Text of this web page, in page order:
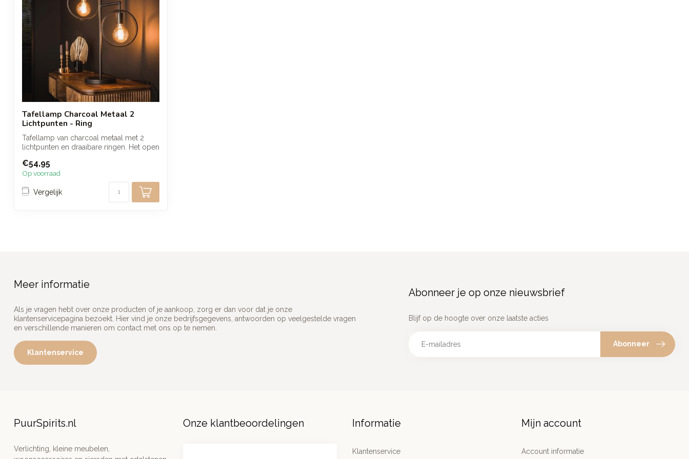
Tafellamp Charcoal Metaal 2
Lichtpunten - Ring
Tafellamp van charcoal metaal met 2
lichtpunten en draaibare ringen. Het open
€54,95
Op voorraad
Vergelijk
Meer informatie
Als je vragen hebt over onze producten of je aankoop, zorg er dan voor dat je onze
klantenservicepagina bezoekt. Hier vind je onze bedrijfsgegevens, antwoorden op veelgestelde vragen
en verschillende manieren om contact met ons op te nemen.
Klantenservice
Abonneer je op onze nieuwsbrief
Blijf op de hoogte over onze laatste acties
Abonneer
PuurSpirits.nl
Verlichting, kleine meubelen,
Onze klantbeoordelingen Informatie
Klantenservice
Mijn account
Account informatie